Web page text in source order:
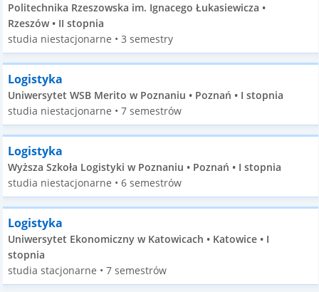
Politechnika Rzeszowska im. Ignacego Łukasiewicza •
Rzeszów • II stopnia
studia niestacjonarne • 3 semestry
Logistyka
Uniwersytet WSB Merito w Poznaniu • Poznań • I stopnia
studia niestacjonarne • 7 semestrów
Logistyka
Wyższa Szkoła Logistyki w Poznaniu • Poznań • I stopnia
studia niestacjonarne • 6 semestrów
Logistyka
Uniwersytet Ekonomiczny w Katowicach • Katowice • I
stopnia
studia stacjonarne • 7 semestrów